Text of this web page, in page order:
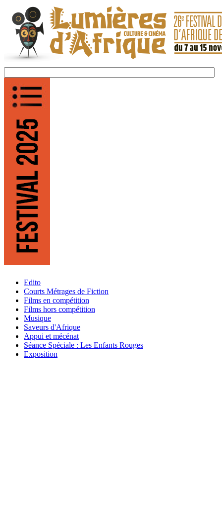
Edito
Courts Métrages de Fiction
Films en compétition
Films hors compétition
Musique
Saveurs d'Afrique
Appui et mécénat
Séance Spéciale : Les Enfants Rouges
Exposition